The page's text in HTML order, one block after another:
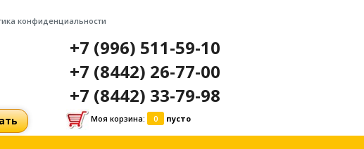
конфиденциальности
+7 (996) 511-59-10
+7 (8442) 26-77-00
+7 (8442) 33-79-98
Моя корзина: 0 пусто